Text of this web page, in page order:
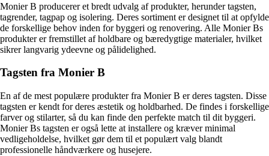
Monier B producerer et bredt udvalg af produkter, herunder tagsten,
tagrender, tagpap og isolering. Deres sortiment er designet til at opfylde
de forskellige behov inden for byggeri og renovering. Alle Monier Bs
produkter er fremstillet af holdbare og bæredygtige materialer, hvilket
sikrer langvarig ydeevne og pålidelighed.
Tagsten fra Monier B
En af de mest populære produkter fra Monier B er deres tagsten. Disse
tagsten er kendt for deres æstetik og holdbarhed. De findes i forskellige
farver og stilarter, så du kan finde den perfekte match til dit byggeri.
Monier Bs tagsten er også lette at installere og kræver minimal
vedligeholdelse, hvilket gør dem til et populært valg blandt
professionelle håndværkere og husejere.